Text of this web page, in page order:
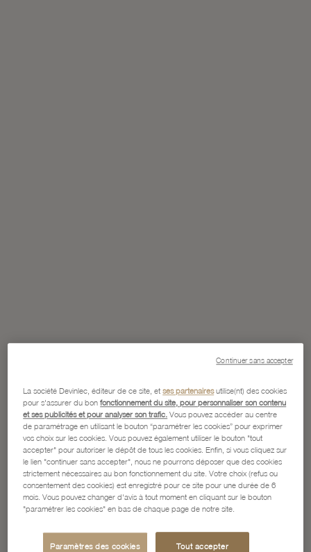
La société Devinlec, éditeur de ce site, etses partenairesutilise(nt) des cookies
pour s'assurer du bonfonctionnement du site, pour personnaliser son contenu
et ses publicités et pour analyser son trafic. Vous pouvez accéder au centre
de paramétrage en utilisant le bouton “paramétrer les cookies” pour exprimer
vos choix sur les cookies. Vous pouvez également utiliser le bouton "tout
accepter" pour autoriser le dépôt de tous les cookies. Enfin, si vous cliquez sur
le lien "continuer sans accepter", nous ne pourrons déposer que des cookies
strictement nécessaires au bon fonctionnement du site. Votre choix (refus ou
consentement des cookies) est enregistré pour ce site pour une durée de 6
mois. Vous pouvez changer d'avis à tout moment en cliquant sur le bouton
"paramétrer les cookies" en bas de chaque page de notre site.
Paramètres des cookies Tout accepter
Continuer sans accepter